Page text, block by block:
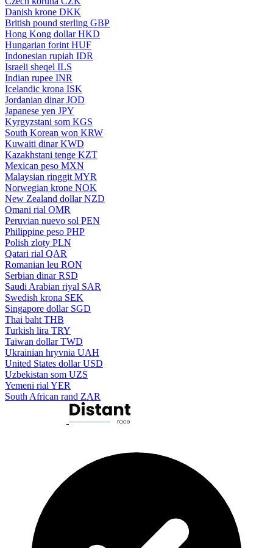
Danish krone DKK
British pound sterling GBP
Hong Kong dollar HKD
Hungarian forint HUF
Indonesian rupiah IDR
Israeli sheqel ILS
Indian rupee INR
Icelandic krona ISK
Jordanian dinar JOD
Japanese yen JPY
Kyrgyzstani som KGS
South Korean won KRW
Kuwaiti dinar KWD
Kazakhstani tenge KZT
Mexican peso MXN
Malaysian ringgit MYR
Norwegian krone NOK
New Zealand dollar NZD
Omani rial OMR
Peruvian nuevo sol PEN
Philippine peso PHP
Polish zloty PLN
Qatari rial QAR
Romanian leu RON
Serbian dinar RSD
Saudi Arabian riyal SAR
Swedish krona SEK
Singapore dollar SGD
Thai baht THB
Turkish lira TRY
Taiwan dollar TWD
Ukrainian hryvnia UAH
United States dollar USD
Uzbekistan som UZS
Yemeni rial YER
South African rand ZAR